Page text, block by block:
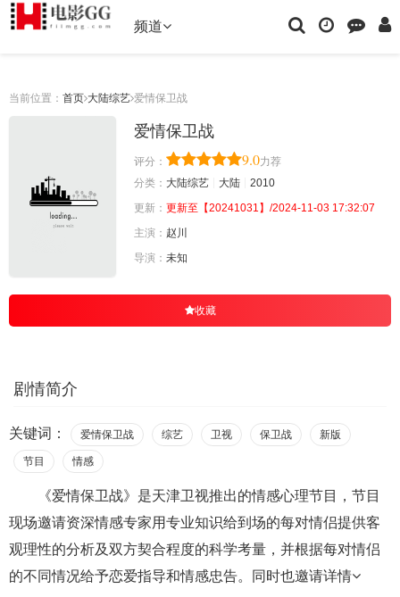
频道
当前位置： 首页 大陆综艺 爱情保卫战
爱情保卫战
评分： 9.0力荐
分类： 大陆综艺 大陆
2010
更新： 更新至【20241031】/2024-11-03 17:32:07
主演： 赵川
导演： 未知
收藏
剧情简介
关键词： 爱情保卫战 综艺 卫视 保卫战 新版
节目 情感
《爱情保卫战》是天津卫视推出的情感心理节目，节目
现场邀请资深情感专家用专业知识给到场的每对情侣提供客
观理性的分析及双方契合程度的科学考量，并根据每对情侣
的不同情况给予恋爱指导和情感忠告。同时也邀请详情